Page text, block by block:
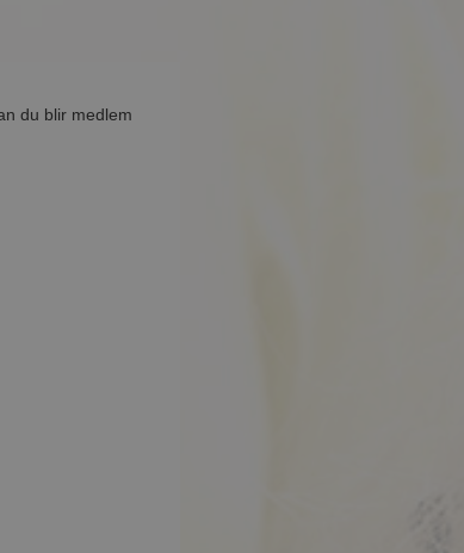
du blir medlem